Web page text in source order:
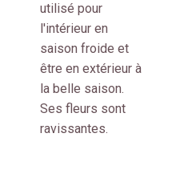
utilisé pour
l'intérieur en
saison froide et
être en extérieur à
la belle saison.
Ses fleurs sont
ravissantes.